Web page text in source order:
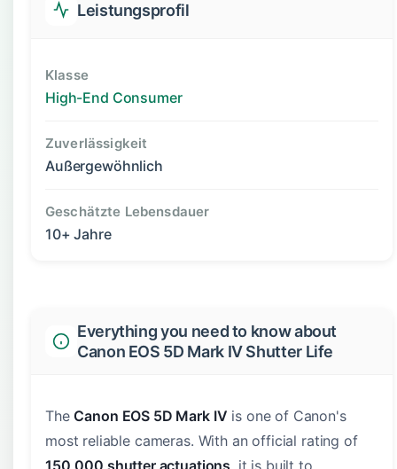
Leistungsprofil
Klasse
High-End Consumer
Zuverlässigkeit
Außergewöhnlich
Geschätzte Lebensdauer
10+ Jahre
Everything you need to know about
Canon EOS 5D Mark IV Shutter Life
TheCanon EOS 5D Mark IV is one of Canon's
most reliable cameras. With an official rating of
150,000 shutter actuations, it is built to